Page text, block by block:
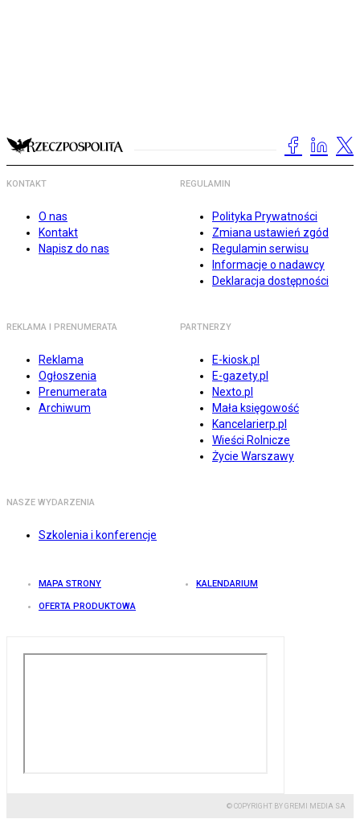
KONTAKT
O nas
Kontakt
Napisz do nas
REGULAMIN
Polityka Prywatności
Zmiana ustawień zgód
Regulamin serwisu
Informacje o nadawcy
Deklaracja dostępności
REKLAMA I PRENUMERATA
Reklama
Ogłoszenia
Prenumerata
Archiwum
PARTNERZY
E-kiosk.pl
E-gazety.pl
Nexto.pl
Mała księgowość
Kancelarierp.pl
Wieści Rolnicze
Życie Warszawy
NASZE WYDARZENIA
Szkolenia i konferencje
MAPA STRONY KALENDARIUM
OFERTA PRODUKTOWA
© COPYRIGHT BY GREMI MEDIA SA